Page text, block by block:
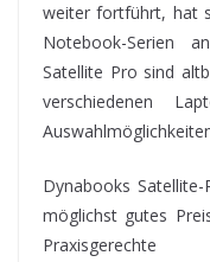
weiter fortführt, hat
Notebook-Serien
Satellite Pro sind
verschiedenen
Dynabooks
möglichst gutes